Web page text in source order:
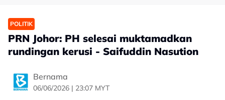
POLITIK
PRN Johor: PH selesai muktamadkan
rundingan kerusi - Saifuddin Nasution
Bernama
06/06/2026 | 23:07 MYT